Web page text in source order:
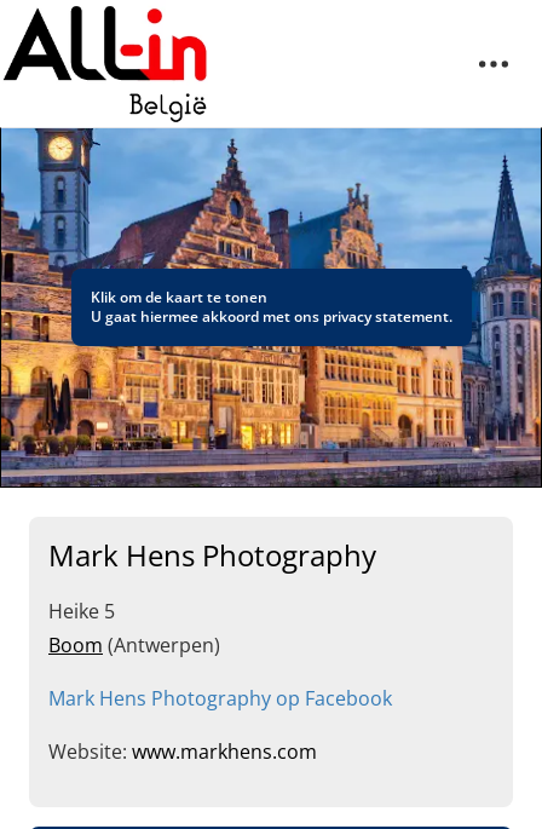
Klik om de kaart te tonen
U gaat hiermee akkoord met ons privacy statement.
Mark Hens Photography
Heike 5
Boom (Antwerpen)
Mark Hens Photography op Facebook
Website: www.markhens.com